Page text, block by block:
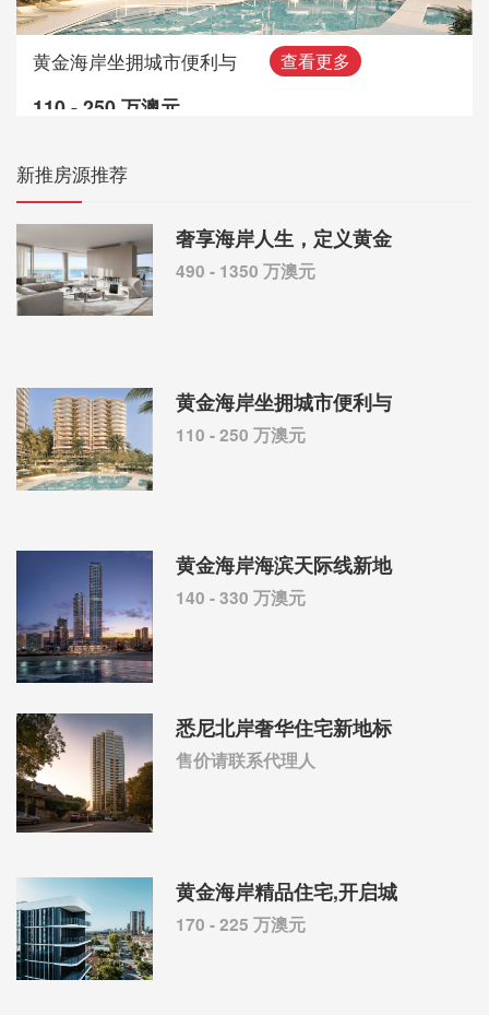
黄金海岸坐拥城市便利与
110 - 250 万澳元
查看更多
新推房源推荐
奢享海岸人生，定义黄金
490 - 1350 万澳元
黄金海岸坐拥城市便利与
110 - 250 万澳元
黄金海岸海滨天际线新地
140 - 330 万澳元
悉尼北岸奢华住宅新地标
售价请联系代理人
黄金海岸精品住宅,开启城
170 - 225 万澳元